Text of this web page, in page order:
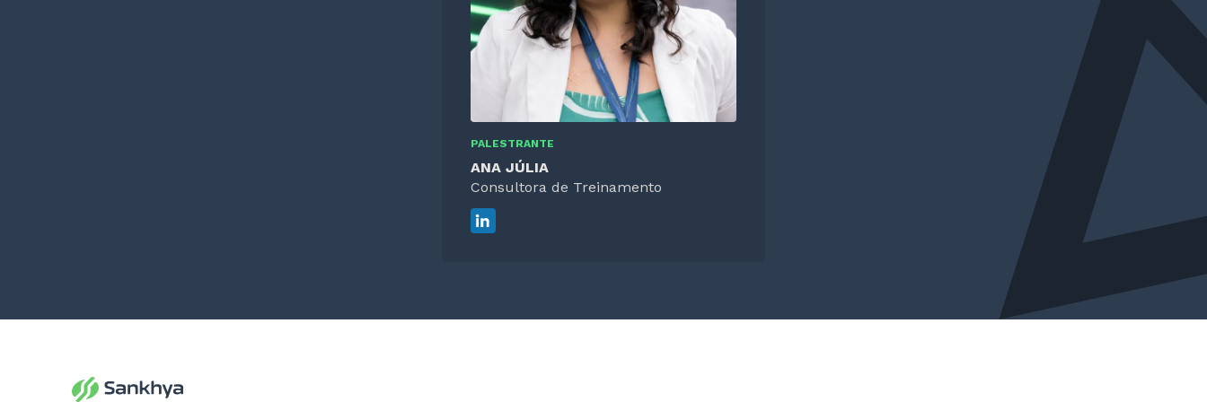
PALESTRANTE
ANA JÚLIA
Consultora de Treinamento